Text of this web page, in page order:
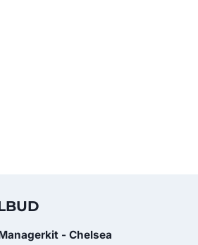
- Chelsea